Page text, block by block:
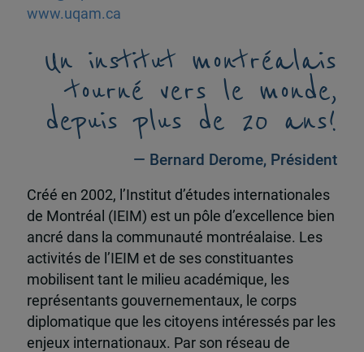
www.uqam.ca
Un institut montréalais
tourné vers le monde,
depuis plus de 20 ans!
— Bernard Derome, Président
Créé en 2002, l’Institut d’études internationales
de Montréal (IEIM) est un pôle d’excellence bien
ancré dans la communauté montréalaise. Les
activités de l’IEIM et de ses constituantes
mobilisent tant le milieu académique, les
représentants gouvernementaux, le corps
diplomatique que les citoyens intéressés par les
enjeux internationaux. Par son réseau de